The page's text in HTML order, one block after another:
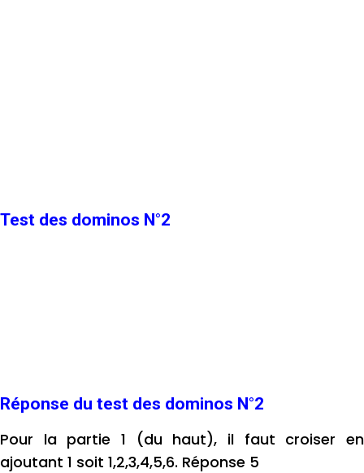
Test des dominos N°2
Réponse du test des dominos N°2
Pour la partie 1 (du haut), il faut croiser en
ajoutant 1 soit 1,2,3,4,5,6. Réponse 5